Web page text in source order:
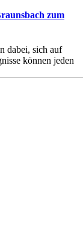
zum
dabei, sich auf
können jeden